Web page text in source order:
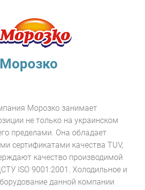
Морозко
Морозко занимает
не только на украинском
пределами. Она обладает
сертификатами качества TUV,
качество производимой
ISO 9001:2001. Холодильное и
данной компании